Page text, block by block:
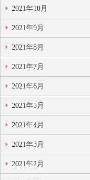
2021年10月
2021年9月
2021年8月
2021年7月
2021年6月
2021年5月
2021年4月
2021年3月
2021年2月